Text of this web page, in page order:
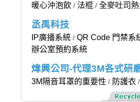
暖心沖泡飲/ 法棍 / 全麥吐司
丞禹科技
IP廣播系統/ QR Code 門禁系
辦公室預約系統
煒興公司-代理3M各式研
3M隔音耳罩的重要性 / 防護衣 /